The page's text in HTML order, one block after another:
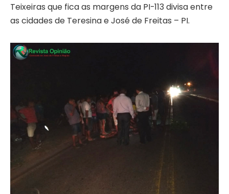
Teixeiras que fica as margens da PI-113 divisa entre
as cidades de Teresina e José de Freitas – PI.